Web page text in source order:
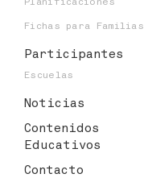
Fichas para Familias
Participantes
Escuelas
Noticias
Contenidos
Educativos
Contacto